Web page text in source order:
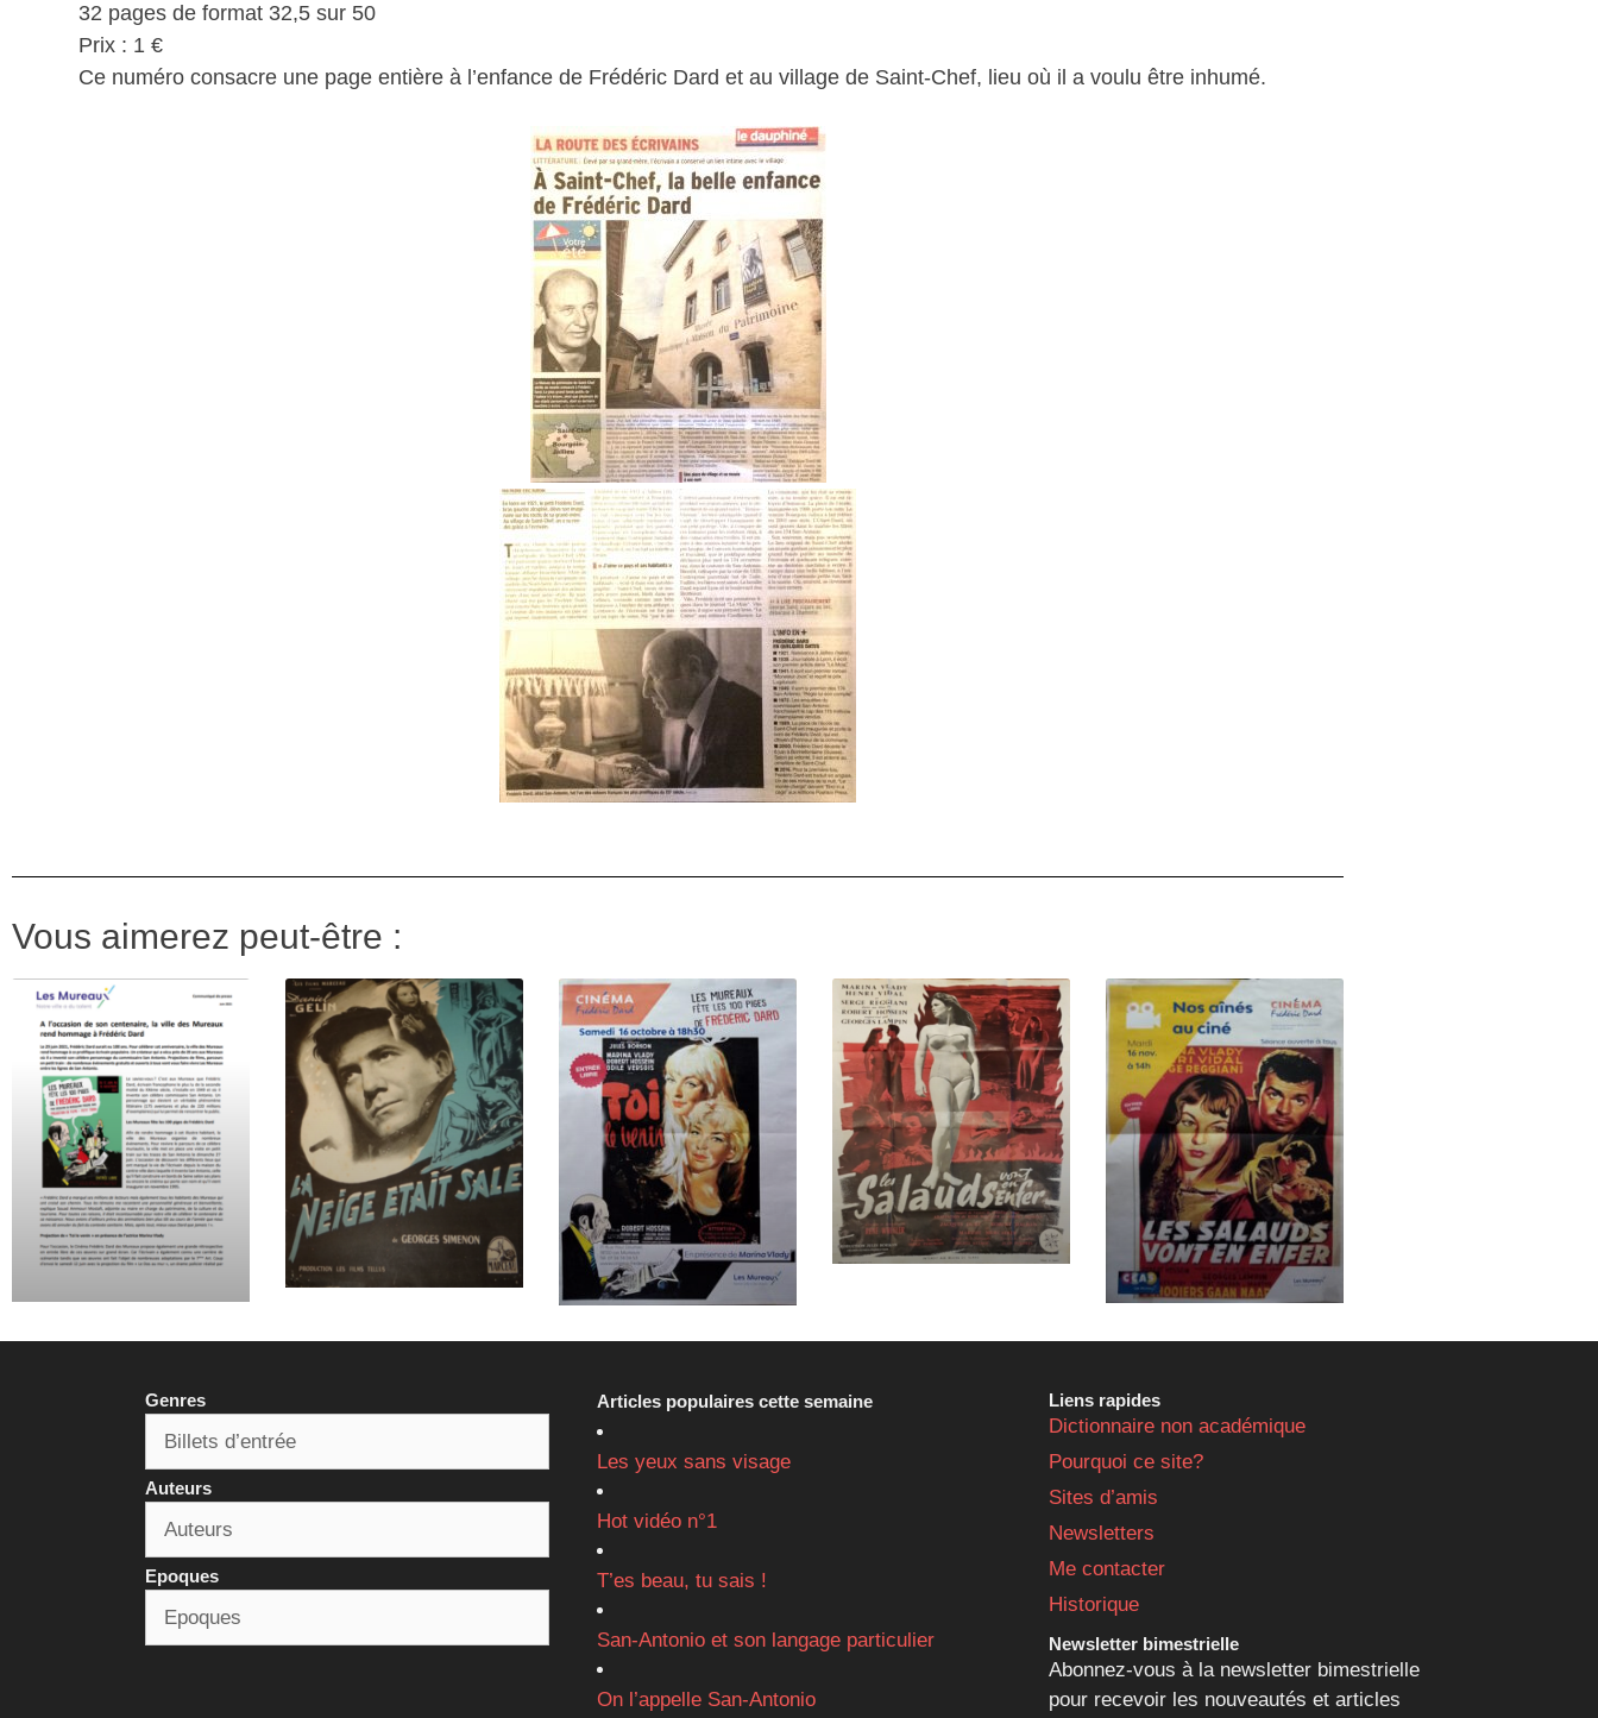
32 pages de format 32,5 sur 50
Prix : 1 €
Ce numéro consacre une page entière à l’enfance de Frédéric Dard et au village de Saint-Chef, lieu où il a voulu être inhumé.
Vous aimerez peut-être :
Genres
Auteurs
Epoques
Articles populaires cette semaine
Les yeux sans visage
Hot vidéo n°1
T’es beau, tu sais !
San-Antonio et son langage particulier
On l’appelle San-Antonio
Liens rapides
Dictionnaire non académique
Pourquoi ce site?
Sites d’amis
Newsletters
Me contacter
Historique
Newsletter bimestrielle
Abonnez-vous à la newsletter bimestrielle
pour recevoir les nouveautés et articles